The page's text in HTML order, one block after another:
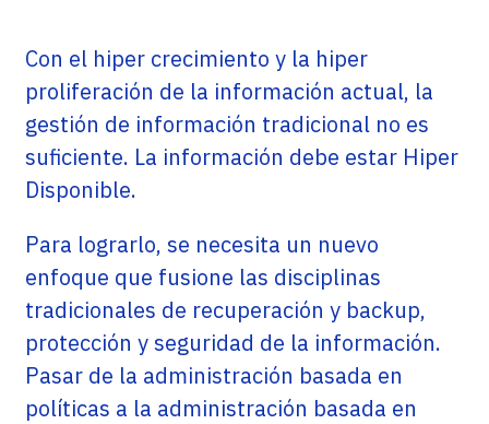
Con el hiper crecimiento y la hiper
proliferación de la información actual, la
gestión de información tradicional no es
suficiente. La información debe estar Hiper
Disponible.
Para lograrlo, se necesita un nuevo
enfoque que fusione las disciplinas
tradicionales de recuperación y backup,
protección y seguridad de la información.
Pasar de la administración basada en
políticas a la administración basada en